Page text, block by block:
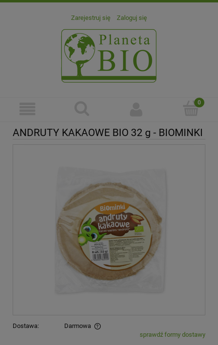
Zarejestruj się Zaloguj się
ANDRUTY KAKAOWE BIO 32 g - BIOMINKI
Dostawa:
Darmowa
Cena nie zawiera ewentualnych kosztów płatnościsprawdź formy dostawy